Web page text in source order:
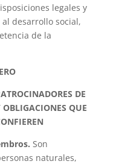
legales y
desarrollo social,
de la
DE
OBLIGACIONES QUE
Son
naturales,